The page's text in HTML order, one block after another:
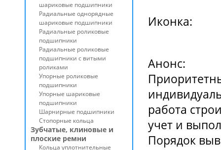
Иконка:
Анонс:
работа
учет и
Порядок
шариковые подшипники
Радиальные однорядные
шариковые подшипники
Радиальные роликовые
подшипники
Радиальные роликовые
подшипники с витыми
роликами
Упорные роликовые
подшипники
Упорные шариковые
подшипники
Шарнирные подшипники
Стопорные кольца
Зубчатые, клиновые и
плоские ремни
Кольца уплотнительные